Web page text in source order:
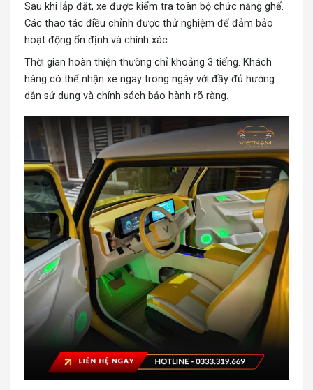
Sau khi lắp đặt, xe được kiểm tra toàn bộ chức năng ghế.
Các thao tác điều chỉnh được thử nghiệm để đảm bảo
hoạt động ổn định và chính xác.
Thời gian hoàn thiện thường chỉ khoảng 3 tiếng. Khách
hàng có thể nhận xe ngay trong ngày với đầy đủ hướng
dẫn sử dụng và chính sách bảo hành rõ ràng.